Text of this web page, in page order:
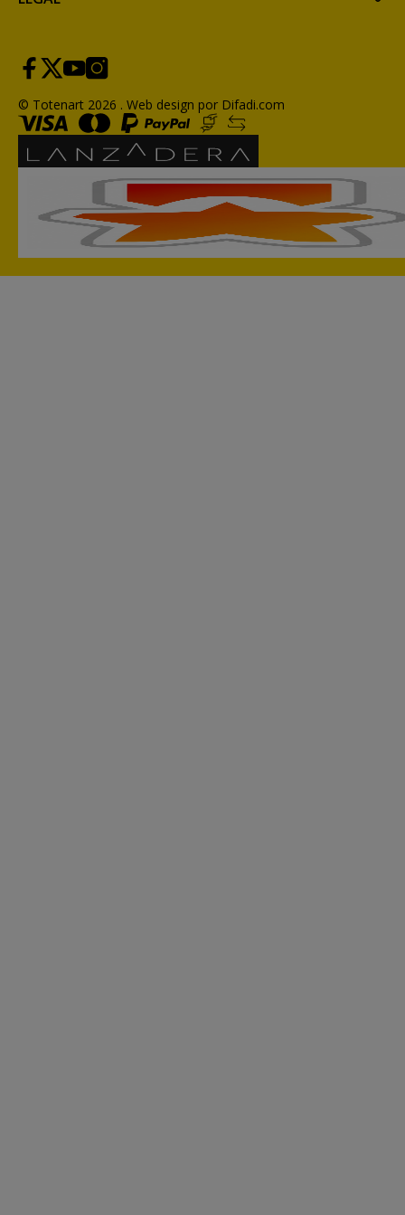
© Totenart 2026 . Web design por Difadi.com